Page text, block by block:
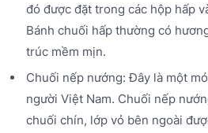
đó được đặt trong các hộp hấp
Bánh chuối hấp thường có
trúc mềm mịn.
Chuối nếp nướng: Đây là một
người Việt Nam. Chuối nếp
chuối chín, lớp vỏ bên ngoài